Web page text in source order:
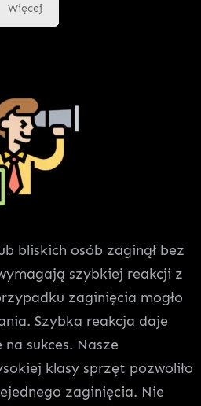
Więcej
bliskich osób zaginął bez
szybkiej reakcji z
zaginięcia mogło
Szybka reakcja daje
na sukces. Nasze
klasy sprzęt pozwoliło
zaginięcia. Nie